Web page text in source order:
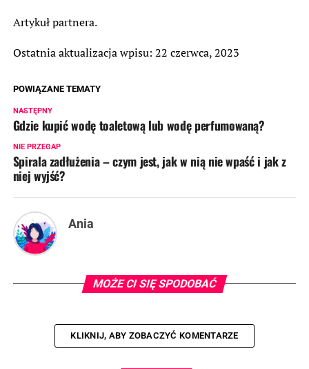
Artykuł partnera.
Ostatnia aktualizacja wpisu: 22 czerwca, 2023
POWIĄZANE TEMATY
NASTĘPNY
Gdzie kupić wodę toaletową lub wodę perfumowaną?
NIE PRZEGAP
Spirala zadłużenia – czym jest, jak w nią nie wpaść i jak z
niej wyjść?
Ania
MOŻE CI SIĘ SPODOBAĆ
KLIKNIJ, ABY ZOBACZYĆ KOMENTARZE